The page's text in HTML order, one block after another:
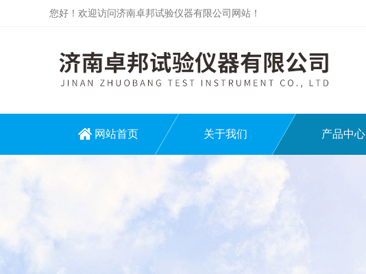
您好！欢迎访问济南卓邦试验仪器有限公司网站！
网站首页 关于我们 产品中心